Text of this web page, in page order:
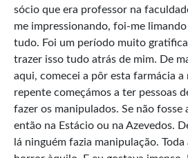
sócio que era professor na
me impressionando, foi-me
tudo. Foi um período muito
trazer isso tudo atrás de mim. De
aqui, comecei a pôr esta farmácia a
repente começámos a ter pessoas
fazer os manipulados. Se não fosse
então na Estácio ou na Azevedos.
lá ninguém fazia manipulação.